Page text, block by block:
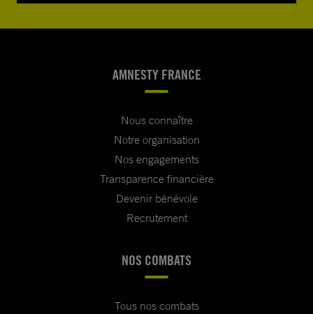
AMNESTY FRANCE
Nous connaître
Notre organisation
Nos engagements
Transparence financière
Devenir bénévole
Recrutement
NOS COMBATS
Tous nos combats